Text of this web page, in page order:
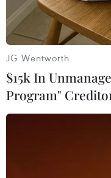
trung tâm của
là 23.166 VND/
ngày 9/1.
Vietcombank,
yết từ 23.110-
đồng/USD, giữ
JG Wentworth
$15k In
Program"